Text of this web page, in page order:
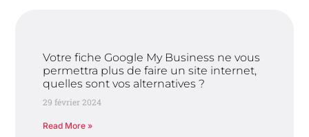
Votre fiche Google My Business ne vous
permettra plus de faire un site internet,
quelles sont vos alternatives ?
29 février 2024
Read More »